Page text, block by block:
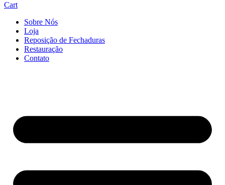
Cart
Sobre Nós
Loja
Reposição de Fechaduras
Restauração
Contato